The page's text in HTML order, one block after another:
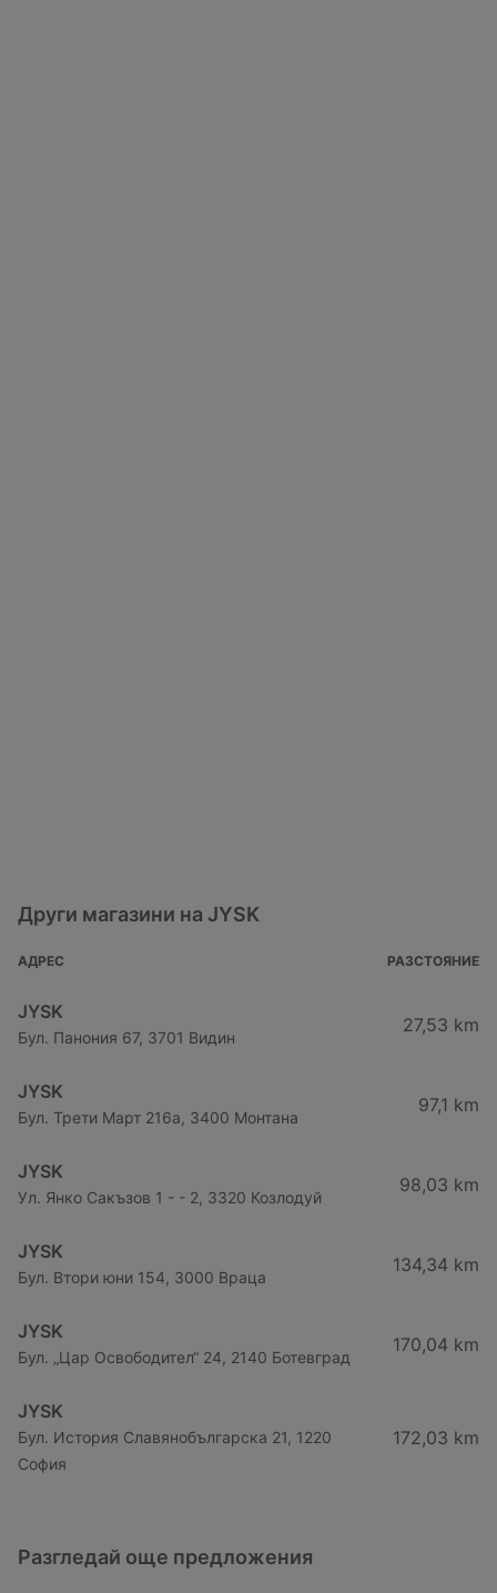
Други магазини на JYSK
АДРЕС РАЗСТОЯНИЕ
JYSK
Бул. Панония 67, 3701 Видин
27,53 km
JYSK
Бул. Трети Март 216a, 3400 Монтана
97,1 km
JYSK
Ул. Янко Сакъзов 1 - - 2, 3320 Козлодуй
98,03 km
JYSK
Бул. Втори юни 154, 3000 Враца
134,34 km
JYSK
Бул. „Цар Освободител“ 24, 2140 Ботевград
170,04 km
JYSK
Бул. История Славянобългарска 21, 1220
София
172,03 km
Разгледай още предложения